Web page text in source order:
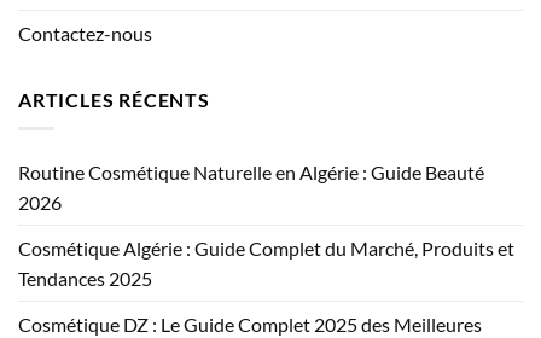
Contactez-nous
ARTICLES RÉCENTS
Routine Cosmétique Naturelle en Algérie : Guide Beauté
2026
Cosmétique Algérie : Guide Complet du Marché, Produits et
Tendances 2025
Cosmétique DZ : Le Guide Complet 2025 des Meilleures